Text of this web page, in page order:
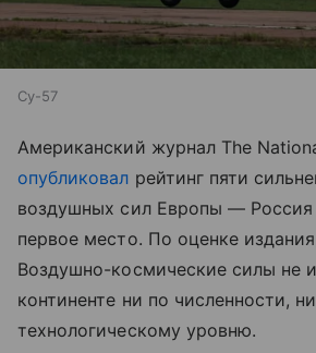
Су-57
Американский журнал The
опубликовал рейтинг пяти
воздушных сил Европы — Россия
первое место. По оценке
Воздушно-космические силы не
континенте ни по численности,
технологическому уровню.